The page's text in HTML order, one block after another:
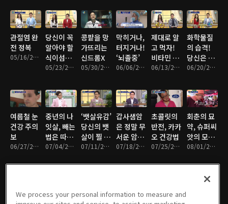
관절염 완
전 정복
05/16/2016 • 46분
당신이 꼭
알아야 할
식이섬유
의 비밀 05/23/2016 • 47분
콩팥을 망
가뜨리는
신드롬X
05/30/2016 • 46분
막히거나,
터지거나!
‘뇌졸중’
06/06/2016 • 46분
제대로 알
고 먹자!
비타민 설
명서
06/13/2016 • 47분
화학물질
의 습격!
당신은 독
과 살고 있
06/20/2016 • 46분
여름철 눈
건강 주의
보
06/27/2016 • 46분
중년의 나
잇살, 빼는
법은 따로
있다
07/04/2016 • 47분
‘뱃살유감’
당신의 뱃
살이 찔 수
밖에 없는
07/11/2016 • 46분
갑사샘암
은 정말 무
서운 암일
까?
07/18/2016 • 46분
초콜릿의
반전, 카카
오 건강법
07/25/2016 • 47분
회춘의 묘
약, 슈퍼씨
앗의 모든
것
08/01/2016 • 46분
여름철, 심 녹슨 몸을
동의보감,
중년 맞춤
좋은 탄수
We process your personal information to measure and